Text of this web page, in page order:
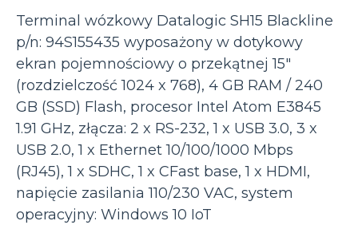
Terminal wózkowy Datalogic SH15 Blackline
p/n: 94S155435 wyposażony w dotykowy
ekran pojemnościowy o przekątnej 15″
(rozdzielczość 1024 x 768), 4 GB RAM / 240
GB (SSD) Flash, procesor Intel Atom E3845
1.91 GHz, złącza: 2 x RS-232, 1 x USB 3.0, 3 x
USB 2.0, 1 x Ethernet 10/100/1000 Mbps
(RJ45), 1 x SDHC, 1 x CFast base, 1 x HDMI,
napięcie zasilania 110/230 VAC, system
operacyjny: Windows 10 IoT